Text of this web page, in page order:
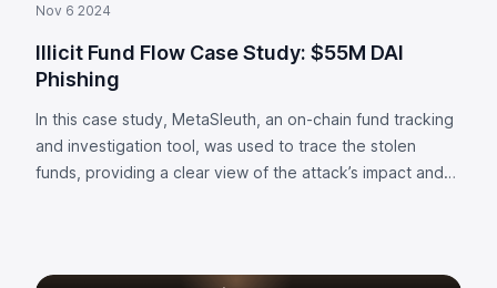
Nov 6 2024
Illicit Fund Flow Case Study: $55M DAI
Phishing
In this case study, MetaSleuth, an on-chain fund tracking
and investigation tool, was used to trace the stolen
funds, providing a clear view of the attack’s impact and